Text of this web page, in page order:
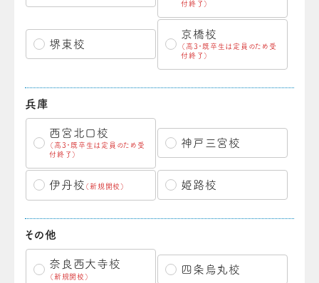
付終了）
堺東校
京橋校
（高3・既卒生は定員のため受
付終了）
兵庫
西宮北口校
（高3・既卒生は定員のため受
付終了）
神戸三宮校
伊丹校 （新規開校） 姫路校
その他
奈良西大寺校
（新規開校）
四条烏丸校